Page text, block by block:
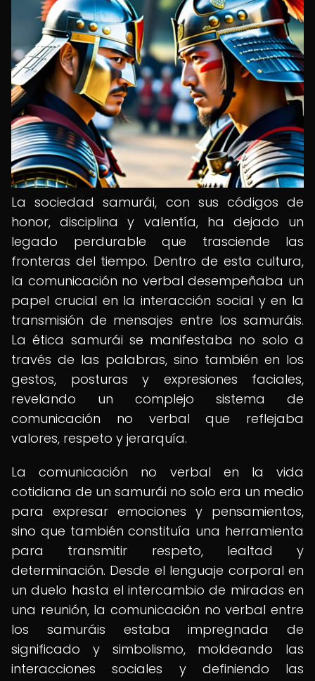
La sociedad samurái, con sus códigos de
honor, disciplina y valentía, ha dejado un
legado perdurable que trasciende las
fronteras del tiempo. Dentro de esta cultura,
la comunicación no verbal desempeñaba un
papel crucial en la interacción social y en la
transmisión de mensajes entre los samuráis.
La ética samurái se manifestaba no solo a
través de las palabras, sino también en los
gestos, posturas y expresiones faciales,
revelando un complejo sistema de
comunicación no verbal que reflejaba
valores, respeto y jerarquía.
La comunicación no verbal en la vida
cotidiana de un samurái no solo era un medio
para expresar emociones y pensamientos,
sino que también constituía una herramienta
para transmitir respeto, lealtad y
determinación. Desde el lenguaje corporal en
un duelo hasta el intercambio de miradas en
una reunión, la comunicación no verbal entre
los samuráis estaba impregnada de
significado y simbolismo, moldeando las
interacciones sociales y definiendo las